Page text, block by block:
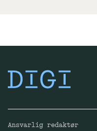
Ansvarlig redaktør